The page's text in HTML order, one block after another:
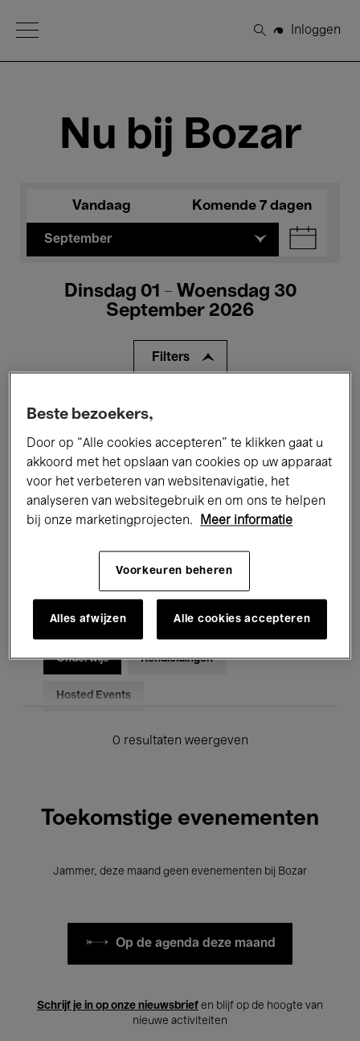
Open Menu
Zoeken
Inloggen
Nu bij Bozar
Vandaag Komende 7 dagen
September
Dinsdag 01 - Woensdag 30
September 2026
Filters
Alle evenementen
Tentoonstellingen Films
Performances Lezingen & Debatten
Jazz Klassieke Muziek Global Music
Voor iedereen Kids’ Palace
Onderwijs Rondleidingen
Hosted Events
0 resultaten weergeven
Toekomstige evenementen
Jammer, deze maand geen evenementen bij Bozar
Op de agenda deze maand
Schrijf je in op onze nieuwsbrief en blijf op de hoogte van
nieuwe activiteiten
Beste bezoekers,
Door op “Alle cookies accepteren” te klikken gaat u
akkoord met het opslaan van cookies op uw apparaat
voor het verbeteren van websitenavigatie, het
analyseren van websitegebruik en om ons te helpen
bij onze marketingprojecten.
Meer informatie
Voorkeuren beheren
Alles afwijzen Alle cookies accepteren